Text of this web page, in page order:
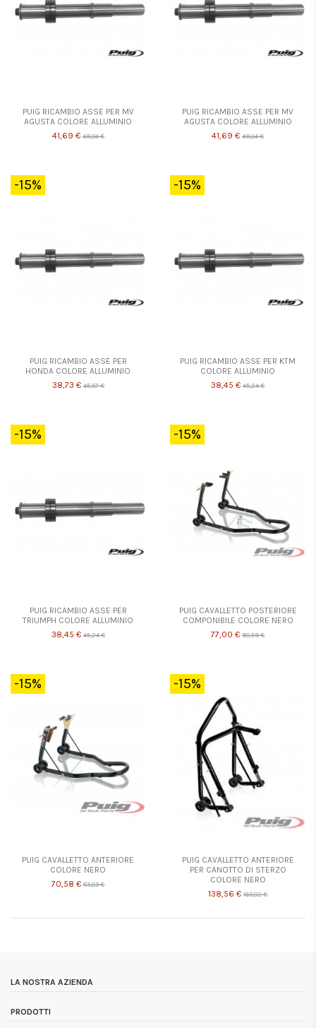
PUIG RICAMBIO ASSE PER MV
AGUSTA COLORE ALLUMINIO
41,69 € 49,04 €
PUIG RICAMBIO ASSE PER MV
AGUSTA COLORE ALLUMINIO
41,69 € 49,04 €
-15%
PUIG RICAMBIO ASSE PER
HONDA COLORE ALLUMINIO
38,73 € 45,57 €
-15%
PUIG RICAMBIO ASSE PER KTM
COLORE ALLUMINIO
38,45 € 45,24 €
-15%
PUIG RICAMBIO ASSE PER
TRIUMPH COLORE ALLUMINIO
38,45 € 45,24 €
-15%
PUIG CAVALLETTO POSTERIORE
COMPONIBILE COLORE NERO
77,00 € 90,59 €
-15%
PUIG CAVALLETTO ANTERIORE
COLORE NERO
70,58 € 83,03 €
-15%
PUIG CAVALLETTO ANTERIORE
PER CANOTTO DI STERZO
COLORE NERO
138,56 € 163,02 €
LA NOSTRA AZIENDA
PRODOTTI